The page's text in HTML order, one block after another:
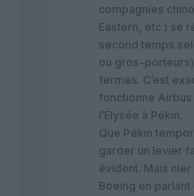
compagnies
Eastern, etc.) se
second temps
ou gros-
fermes. C’est
fonctionne Airbus
l’Élysée à Pékin.
​Que Pékin
garder un levier
évident. Mais
Boeing en